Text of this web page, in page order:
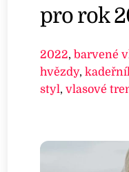
pro rok
2022,barvené
hvězdy,
styl,vlasové